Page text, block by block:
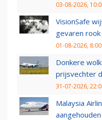
03-08-2026,
VisionSafe
gevaren
01-08-2026, 8:00
Donkere
prijsvechter
31-07-2026,
Malaysia